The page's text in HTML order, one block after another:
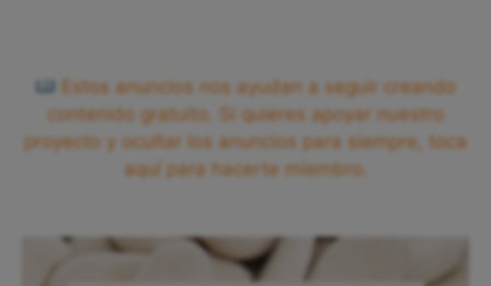
Estos anuncios nos ayudan a seguir creando
contenido gratuito. Si quieres apoyar nuestro
proyecto y ocultar los anuncios para siempre, toca
aquí para hacerte miembro.